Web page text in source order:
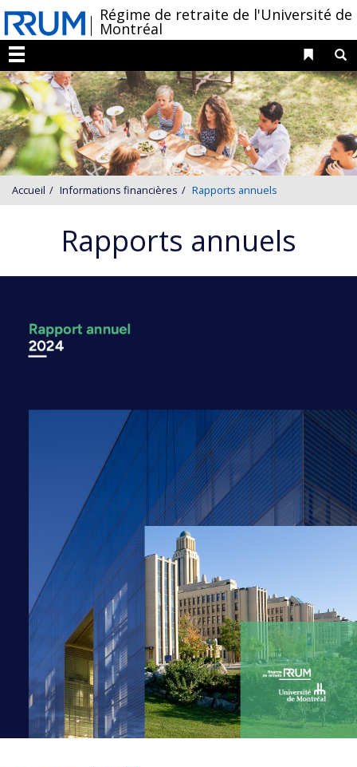
Passer
contenu
/Régime de retraite de l'Université de
Montréal
Menu
Liens
Accueil Informations financières Rapports annuels
Rapports annuels